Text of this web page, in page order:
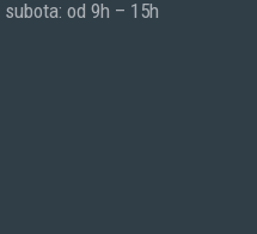
subota: od 9h – 15h